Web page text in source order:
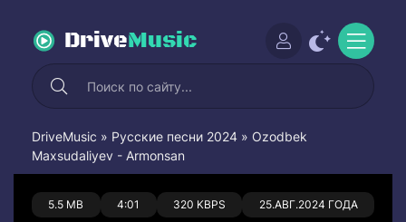
DriveMusic
DriveMusic » Русские песни 2024 » Ozodbek
Maxsudaliyev - Armonsan
5.5 MB 4:01 320 KBPS 25.АВГ.2024 ГОДА
0 0